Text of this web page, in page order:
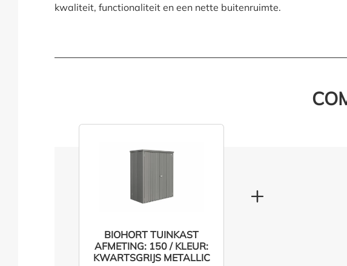
kwaliteit, functionaliteit en een nette buitenruimte.
BIOHORT TUINKAST
AFMETING: 150 / KLEUR:
KWARTSGRIJS METALLIC